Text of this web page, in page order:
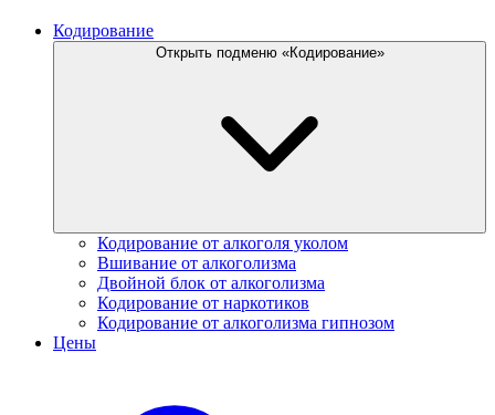
Кодирование
Открыть подменю «Кодирование»
Кодирование от алкоголя уколом
Вшивание от алкоголизма
Двойной блок от алкоголизма
Кодирование от наркотиков
Кодирование от алкоголизма гипнозом
Цены